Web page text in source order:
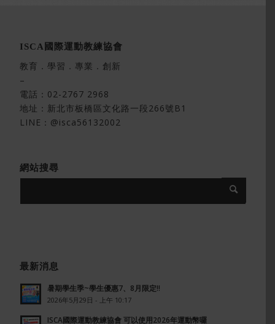
ISCA國際運動教練協會
教育．學習．專業．創新
–
電話： 02-2767 2968
地址： 新北市板橋區文化路一段266號B1
LINE：@isca56132002
網站搜尋
最新消息
暑期學生季~學生優惠7、8月限定!!
2026年5月29日 - 上午 10:17
ISCA國際運動教練協會 可以使用2026年運動幣囉